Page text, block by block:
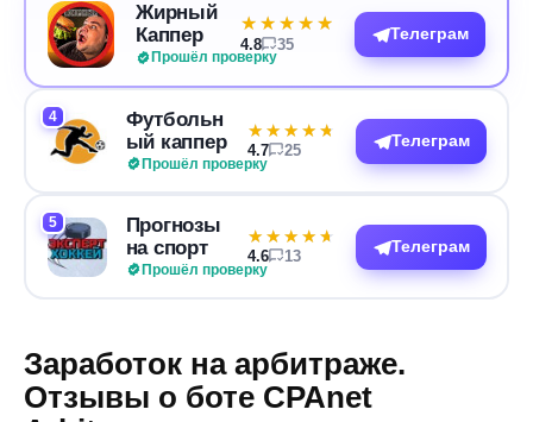
Жирный
Каппер
Прошёл проверку
★★★★★
★★★★★
4.8 35
Телеграм
4
Футбольн
ый каппер
Прошёл проверку
★★★★★
★★★★★
4.7 25
Телеграм
5
Прогнозы
на спорт
Прошёл проверку
★★★★★
★★★★★
4.6 13
Телеграм
Заработок на арбитраже.
Отзывы о боте CPAnet